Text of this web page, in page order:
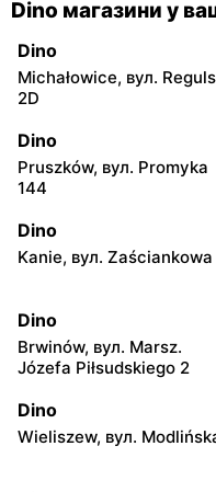
Dino магазини у
Dino
Michałowice, вул.
2D
Dino
Pruszków, вул. Promyka
144
Dino
Kanie, вул. Zaściankowa
Dino
Brwinów, вул. Marsz.
Józefa Piłsudskiego 2
Dino
Wieliszew, вул.